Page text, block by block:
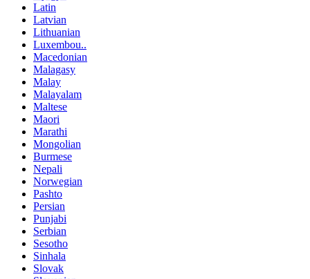
Latin
Latvian
Lithuanian
Luxembou..
Macedonian
Malagasy
Malay
Malayalam
Maltese
Maori
Marathi
Mongolian
Burmese
Nepali
Norwegian
Pashto
Persian
Punjabi
Serbian
Sesotho
Sinhala
Slovak